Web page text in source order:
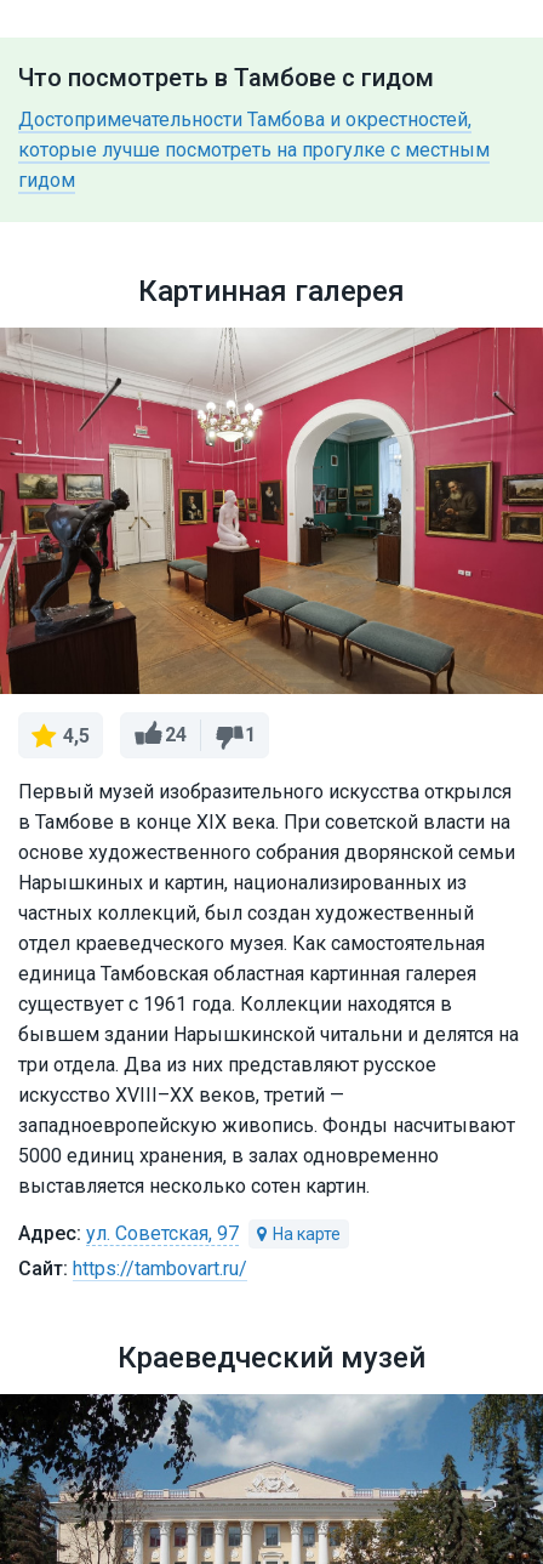
Что посмотреть в Тамбове с гидом
Достопримечательности Тамбова и окрестностей,
которые лучше посмотреть на прогулке с местным
гидом
Картинная галерея
4,5 24 1
Первый музей изобразительного искусства открылся
в Тамбове в конце XIX века. При советской власти на
основе художественного собрания дворянской семьи
Нарышкиных и картин, национализированных из
частных коллекций, был создан художественный
отдел краеведческого музея. Как самостоятельная
единица Тамбовская областная картинная галерея
существует с 1961 года. Коллекции находятся в
бывшем здании Нарышкинской читальни и делятся на
три отдела. Два из них представляют русское
искусство XVIII–XX веков, третий —
западноевропейскую живопись. Фонды насчитывают
5000 единиц хранения, в залах одновременно
выставляется несколько сотен картин.
ул. Советская, 97
https://tambovart.ru/
Краеведческий музей